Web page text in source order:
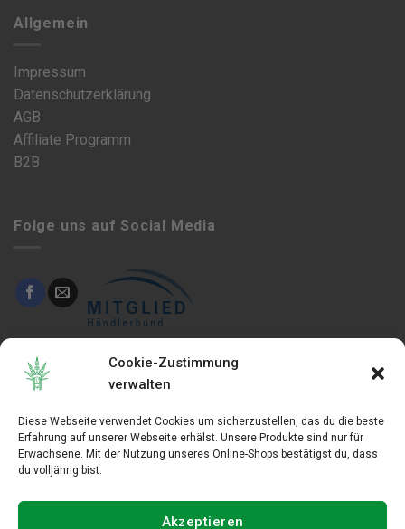
Cookie-Zustimmung
verwalten
Diese Webseite verwendet Cookies um sicherzustellen, das du die beste
Erfahrung auf unserer Webseite erhälst. Unsere Produkte sind nur für
Erwachsene. Mit der Nutzung unseres Online-Shops bestätigst du, dass
du volljährig bist.
Akzeptieren
Allgemein
Impressum
Datenschutzerklärung
AGB
Affiliate Programm
B2B
Folge uns auf Social Media
Privacy Policy
and
Terms of Serviceapply.